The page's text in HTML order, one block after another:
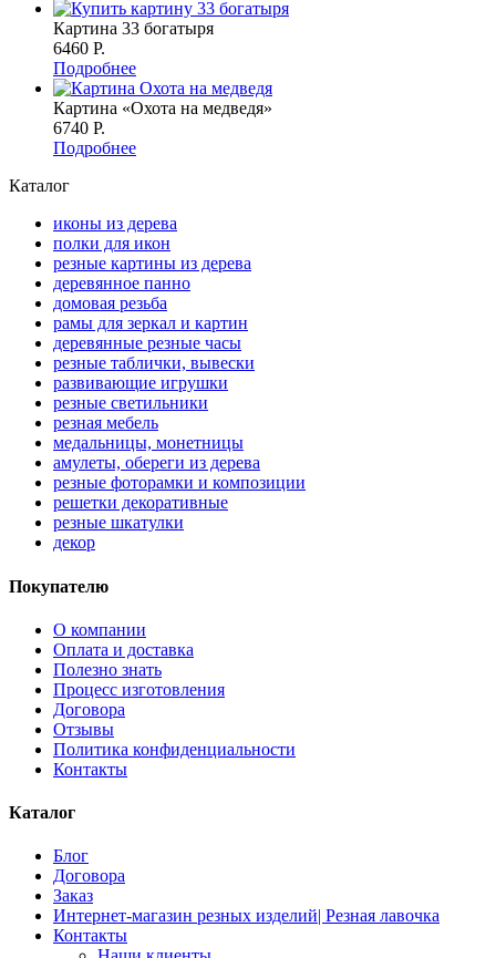
Картина 33 богатыря
6460 P.
Подробнее
Картина «Охота на медведя»
6740 P.
Подробнее
Каталог
иконы из дерева
полки для икон
резные картины из дерева
деревянное панно
домовая резьба
рамы для зеркал и картин
деревянные резные часы
резные таблички, вывески
развивающие игрушки
резные светильники
резная мебель
медальницы, монетницы
амулеты, обереги из дерева
резные фоторамки и композиции
решетки декоративные
резные шкатулки
декор
Покупателю
О компании
Оплата и доставка
Полезно знать
Процесс изготовления
Договора
Отзывы
Политика конфиденциальности
Контакты
Каталог
Блог
Договора
Заказ
Интернет-магазин резных изделий| Резная лавочка
Контакты